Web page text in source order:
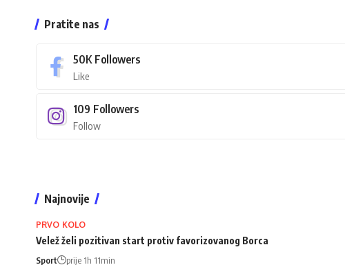
Pratite nas
50K Followers
Like
109 Followers
Follow
Najnovije
PRVO KOLO
Velež želi pozitivan start protiv favorizovanog Borca
Sport prije 1h 11min